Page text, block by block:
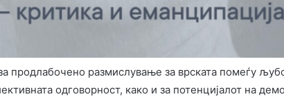
продлабочено размислување за врската помеѓу
одговорност, како и за потенцијалот на